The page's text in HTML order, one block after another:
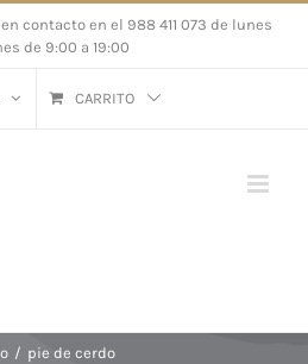
contacto en el 988 411 073 de lunes
de 9:00 a 19:00
CARRITO
/ pie de cerdo